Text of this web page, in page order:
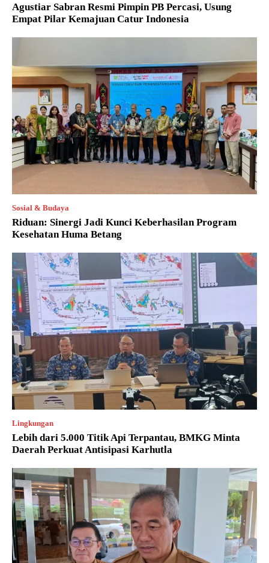
Agustiar Sabran Resmi Pimpin PB Percasi, Usung
Empat Pilar Kemajuan Catur Indonesia
Sosial & Budaya
Riduan: Sinergi Jadi Kunci Keberhasilan Program
Kesehatan Huma Betang
Lingkungan
Lebih dari 5.000 Titik Api Terpantau, BMKG Minta
Daerah Perkuat Antisipasi Karhutla